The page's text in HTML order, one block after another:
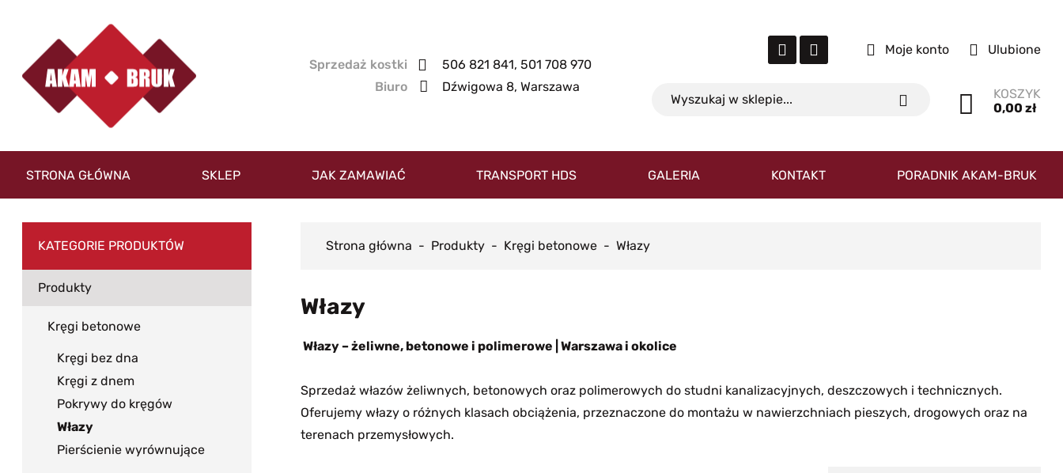
506 821 841, 501 708 970
Dźwigowa 8, Warszawa
Ulubione
Moje konto
KOSZYK
0,00 zł
STRONA GŁÓWNA SKLEP JAK ZAMAWIAĆ TRANSPORT HDS GALERIA KONTAKT PORADNIK AKAM-BRUK
KATEGORIE PRODUKTÓW
Produkty
Kręgi betonowe
Kręgi bez dna
Kręgi z dnem
Pokrywy do kręgów
Włazy
Pierścienie wyrównujące
Strona główna Produkty Kręgi betonowe Włazy
Włazy
Włazy – żeliwne, betonowe i polimerowe | Warszawa i okolice
Sprzedaż włazów żeliwnych, betonowych oraz polimerowych do studni kanalizacyjnych, deszczowych i technicznych.
Oferujemy włazy o różnych klasach obciążenia, przeznaczone do montażu w nawierzchniach pieszych, drogowych oraz na
terenach przemysłowych.